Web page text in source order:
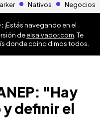
Nativos Negocios
¡Estás navegando en el
deelsalvador.com . Te
donde coincidimos todos.
"Hay
y definir el